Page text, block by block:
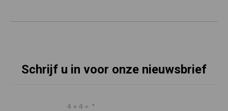
Schrijf u in voor onze nieuwsbrief
4 + 4 = *